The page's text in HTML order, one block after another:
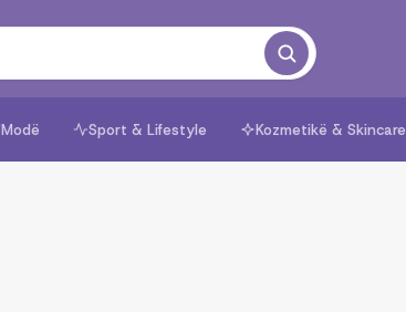
Modë Sport & Lifestyle Kozmetikë & Skincare